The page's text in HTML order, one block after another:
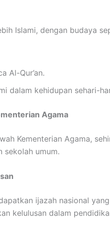
Islami, dengan budaya
Al-Qur’an.
dalam kehidupan sehari-
Agama
Kementerian Agama,
sekolah umum.
ijazah nasional
kelulusan dalam